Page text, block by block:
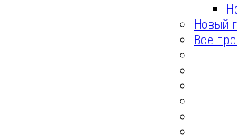
Новый
Все